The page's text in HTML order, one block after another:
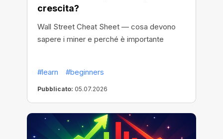
crescita?
Wall Street Cheat Sheet — cosa devono
sapere i miner e perché è importante
#learn #beginners
Pubblicato: 05.07.2026